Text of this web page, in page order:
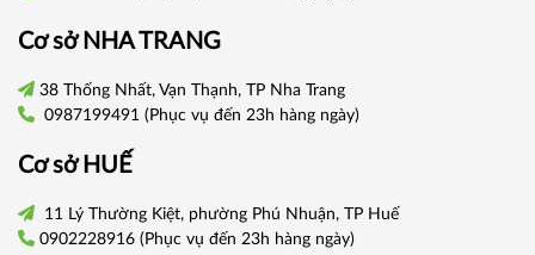
Cơ sởNHA TRANG
38 Thống Nhất, Vạn Thạnh, TP Nha Trang
0987199491(Phục vụ đến 23h hàng ngày)
Cơ sởHUẾ
11 Lý Thường Kiệt, phường Phú Nhuận, TP Huế
0902228916(Phục vụ đến 23h hàng ngày)